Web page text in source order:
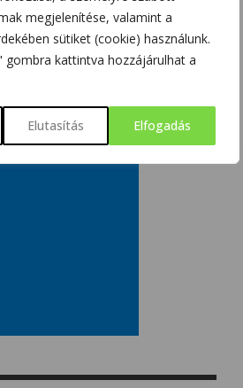
megjelenítése, valamint a
sütiket (cookie) használunk.
kattintva hozzájárulhat a
Elutasítás Elfogadás